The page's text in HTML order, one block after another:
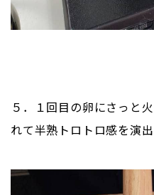
５．１回目の卵にさっと
れて半熟トロトロ感を演出